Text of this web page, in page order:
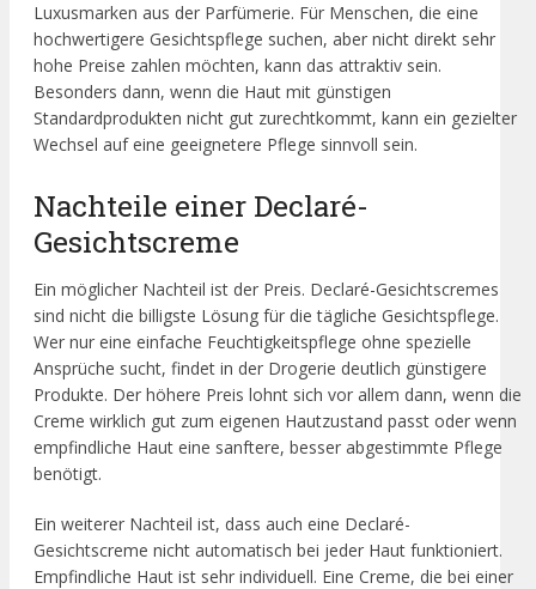
Luxusmarken aus der Parfümerie. Für Menschen, die eine
hochwertigere Gesichtspflege suchen, aber nicht direkt sehr
hohe Preise zahlen möchten, kann das attraktiv sein.
Besonders dann, wenn die Haut mit günstigen
Standardprodukten nicht gut zurechtkommt, kann ein gezielter
Wechsel auf eine geeignetere Pflege sinnvoll sein.
Nachteile einer Declaré-
Gesichtscreme
Ein möglicher Nachteil ist der Preis. Declaré-Gesichtscremes
sind nicht die billigste Lösung für die tägliche Gesichtspflege.
Wer nur eine einfache Feuchtigkeitspflege ohne spezielle
Ansprüche sucht, findet in der Drogerie deutlich günstigere
Produkte. Der höhere Preis lohnt sich vor allem dann, wenn die
Creme wirklich gut zum eigenen Hautzustand passt oder wenn
empfindliche Haut eine sanftere, besser abgestimmte Pflege
benötigt.
Ein weiterer Nachteil ist, dass auch eine Declaré-
Gesichtscreme nicht automatisch bei jeder Haut funktioniert.
Empfindliche Haut ist sehr individuell. Eine Creme, die bei einer